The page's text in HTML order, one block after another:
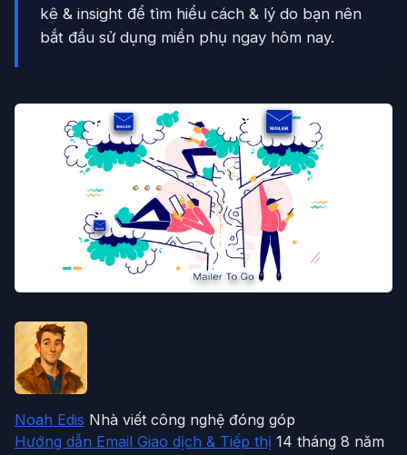
kê & insight để tìm hiểu cách & lý do bạn nên
bắt đầu sử dụng miền phụ ngay hôm nay.
Noah Edis Nhà viết công nghệ đóng góp
Hướng dẫn Email Giao dịch & Tiếp thị 14 tháng 8 năm